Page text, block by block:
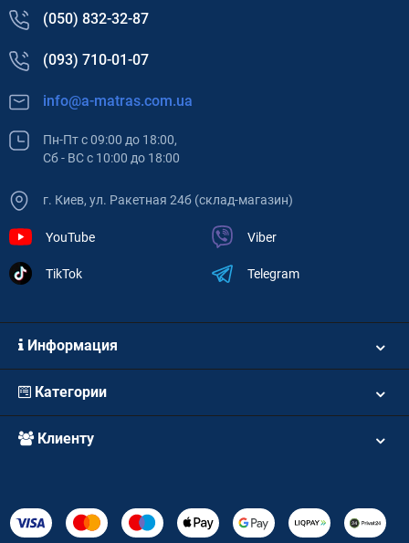
(050) 832-32-87
(093) 710-01-07
info@a-matras.com.ua
Пн-Пт с 09:00 до 18:00,
Сб - ВС с 10:00 до 18:00
г. Киев, ул. Ракетная 24б (склад-магазин)
YouTube
TikTok
Viber
Telegram
Информация
Категории
Клиенту